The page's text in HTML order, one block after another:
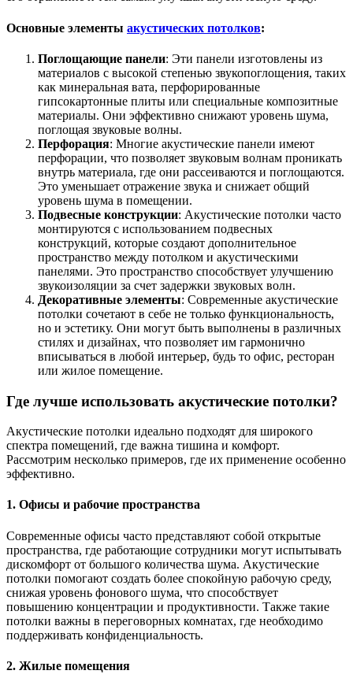
Основные элементы акустических потолков:
Поглощающие панели: Эти панели изготовлены из
материалов с высокой степенью звукопоглощения, таких
как минеральная вата, перфорированные
гипсокартонные плиты или специальные композитные
материалы. Они эффективно снижают уровень шума,
поглощая звуковые волны.
Перфорация: Многие акустические панели имеют
перфорации, что позволяет звуковым волнам проникать
внутрь материала, где они рассеиваются и поглощаются.
Это уменьшает отражение звука и снижает общий
уровень шума в помещении.
Подвесные конструкции: Акустические потолки часто
монтируются с использованием подвесных
конструкций, которые создают дополнительное
пространство между потолком и акустическими
панелями. Это пространство способствует улучшению
звукоизоляции за счет задержки звуковых волн.
Декоративные элементы: Современные акустические
потолки сочетают в себе не только функциональность,
но и эстетику. Они могут быть выполнены в различных
стилях и дизайнах, что позволяет им гармонично
вписываться в любой интерьер, будь то офис, ресторан
или жилое помещение.
Где лучше использовать акустические потолки?
Акустические потолки идеально подходят для широкого
спектра помещений, где важна тишина и комфорт.
Рассмотрим несколько примеров, где их применение особенно
эффективно.
1. Офисы и рабочие пространства
Современные офисы часто представляют собой открытые
пространства, где работающие сотрудники могут испытывать
дискомфорт от большого количества шума. Акустические
потолки помогают создать более спокойную рабочую среду,
снижая уровень фонового шума, что способствует
повышению концентрации и продуктивности. Также такие
потолки важны в переговорных комнатах, где необходимо
поддерживать конфиденциальность.
2. Жилые помещения